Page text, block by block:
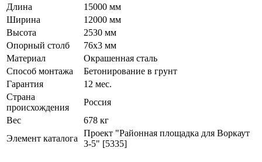
Длина
15000 мм
Ширина
12000 мм
Высота
2530 мм
Опорный столб
76х3 мм
Материал
Окрашенная сталь
Способ монтажа
Бетонирование в грунт
Гарантия
12 мес.
Страна
происхождения
Россия
Вес
678 кг
Элемент каталога
Проект "Районная площадка для Воркаут
3-5" [5335]